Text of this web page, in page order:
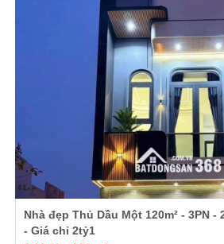
Nhà đẹp Thủ Dầu Một 120m² - 3PN -
- Giá chỉ 2tỷ1